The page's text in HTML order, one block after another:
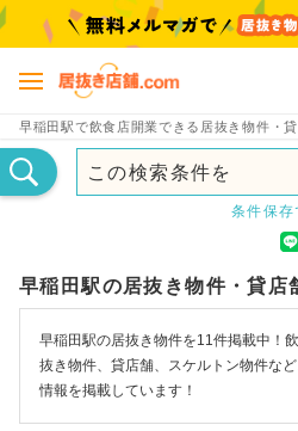
早稲田駅で飲食店開業できる居抜き物件・
この検索条件を
条件保存
早稲田駅の居抜き物件・貸店
早稲田駅の居抜き物件を11件掲載中！
抜き物件、貸店舗、スケルトン物件な
情報を掲載しています！